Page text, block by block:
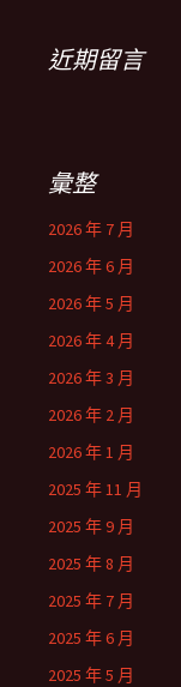
近期留言
彙整
2026 年 7 月
2026 年 6 月
2026 年 5 月
2026 年 4 月
2026 年 3 月
2026 年 2 月
2026 年 1 月
2025 年 11 月
2025 年 9 月
2025 年 8 月
2025 年 7 月
2025 年 6 月
2025 年 5 月